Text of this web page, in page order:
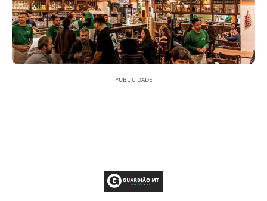
PUBLICIDADE